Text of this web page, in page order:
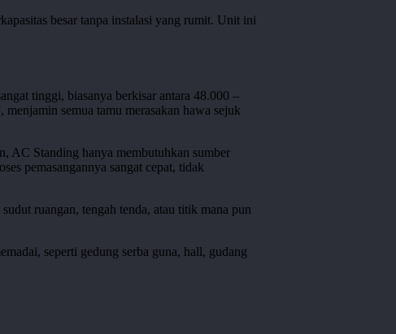
besar tanpa instalasi yang rumit. Unit ini
tinggi, biasanya berkisar antara 48.000 –
semua tamu merasakan hawa sejuk
AC Standing hanya membutuhkan sumber
pemasangannya sangat cepat, tidak
ruangan, tengah tenda, atau titik mana pun
seperti gedung serba guna, hall, gudang